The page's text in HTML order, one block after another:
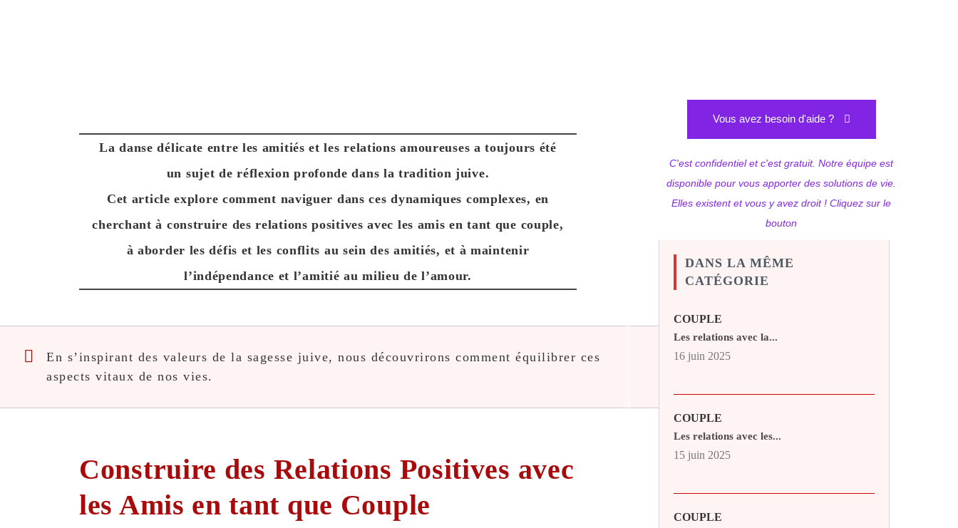
La danse délicate entre les amitiés et les relations amoureuses a toujours été
un sujet de réflexion profonde dans la tradition juive.
Cet article explore comment naviguer dans ces dynamiques complexes, en
cherchant à construire des relations positives avec les amis en tant que couple,
à aborder les défis et les conflits au sein des amitiés, et à maintenir
l’indépendance et l’amitié au milieu de l’amour.
En s’inspirant des valeurs de la sagesse juive, nous découvrirons comment équilibrer ces
aspects vitaux de nos vies.
Construire des Relations Positives avec
les Amis en tant que Couple
Vous avez besoin d'aide ?
C'est confidentiel et c'est gratuit. Notre équipe est
disponible pour vous apporter des solutions de vie.
Elles existent et vous y avez droit ! Cliquez sur le
bouton
DANS LA MÊME
CATÉGORIE
COUPLE
Les relations avec la...
16 juin 2025
COUPLE
Les relations avec les...
15 juin 2025
COUPLE